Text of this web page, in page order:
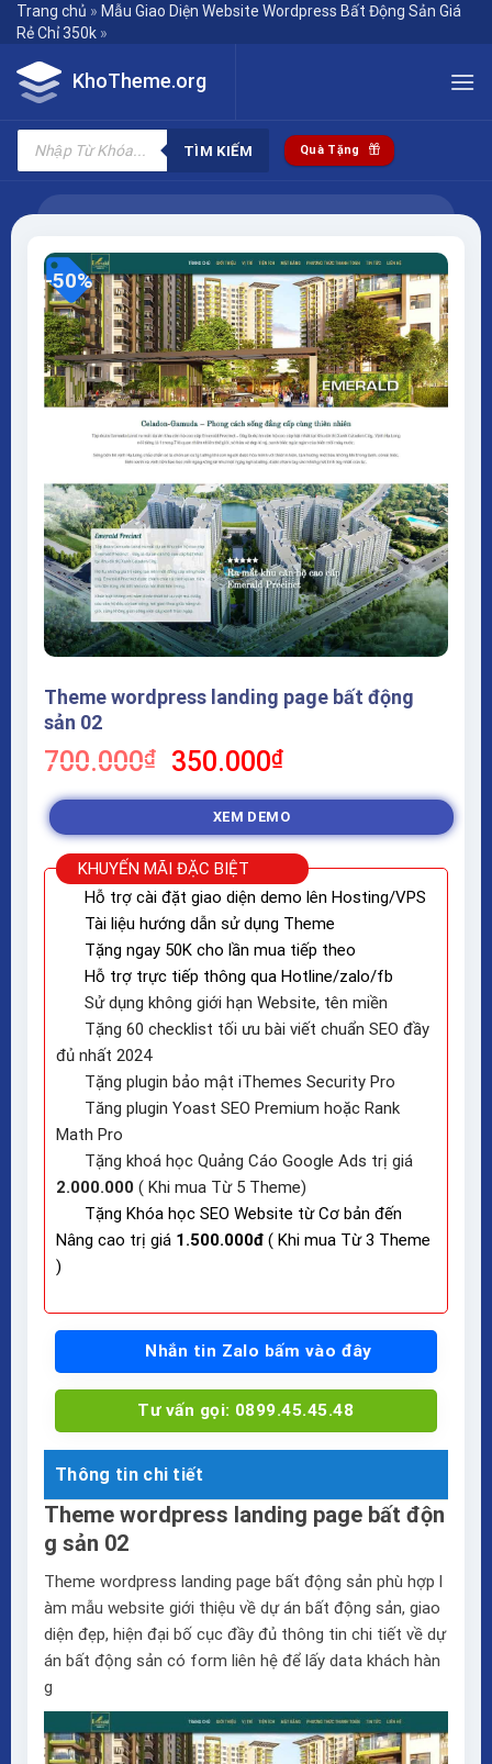
Skip
content
Trang chủ » Mẫu Giao Diện Website Wordpress Bất Động Sản Giá
Rẻ Chỉ 350k »
KhoTheme.org
Tìm
kiếm
phẩm
TÌM KIẾM Quà Tặng
-50%
Theme wordpress landing page bất động
sản 02
700.000₫
Giá
gốc
700.000₫.
350.000₫Giá
hiện
tại
là:
350.000₫.
XEM DEMO
KHUYẾN MÃI ĐẶC BIỆT
Hỗ trợ cài đặt giao diện demo lên Hosting/VPS
Tài liệu hướng dẫn sử dụng Theme
Tặng ngay 50K cho lần mua tiếp theo
Hỗ trợ trực tiếp thông qua Hotline/zalo/fb
Sử dụng không giới hạn Website, tên miền
Tặng 60 checklist tối ưu bài viết chuẩn SEO đầy
đủ nhất 2024
Tặng plugin bảo mật iThemes Security Pro
Tăng plugin Yoast SEO Premium hoặc Rank
Math Pro
Tặng khoá học Quảng Cáo Google Ads trị giá
2.000.000 ( Khi mua Từ 5 Theme)
Tặng Khóa học SEO Website từ Cơ bản đến
Nâng cao trị giá 1.500.000đ ( Khi mua Từ 3 Theme
)
Nhắn tin Zalo bấm vào đây
Tư vấn gọi: 0899.45.45.48
Thông tin chi tiết
Theme wordpress landing page bất độn
g sản 02
Theme wordpress landing page bất động sản phù hợp l
àm mẫu website giới thiệu về dự án bất động sản, giao
diện đẹp, hiện đại bố cục đầy đủ thông tin chi tiết về dự
án bất động sản có form liên hệ để lấy data khách hàn
g